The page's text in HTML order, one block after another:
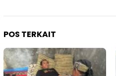
POS TERKAIT